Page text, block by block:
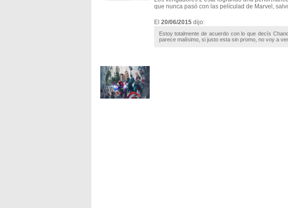
que nunca pasó con las películad de Marvel,
El 20/06/2015dijo:
Estoy totalmente de acuerdo con lo que decís
parece malísimo, si justo esta sin promo, no voy a